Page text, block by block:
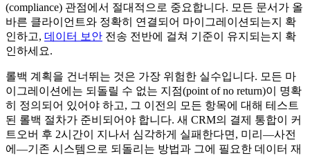
(compliance) 관점에서 절대적으로 중요합니다. 모든 문서가 올
바른 클라이언트와 정확히 연결되어 마이그레이션되는지 확
인하고, 데이터 보안 전송 전반에 걸쳐 기준이 유지되는지 확
인하세요.
롤백 계획을 건너뛰는 것은 가장 위험한 실수입니다. 모든 마
이그레이션에는 되돌릴 수 없는 지점(point of no return)이 명확
히 정의되어 있어야 하고, 그 이전의 모든 항목에 대해 테스트
된 롤백 절차가 준비되어야 합니다. 새 CRM의 결제 통합이 커
트오버 후 2시간이 지나서 심각하게 실패한다면, 미리—사전
에—기존 시스템으로 되돌리는 방법과 그에 필요한 데이터 재